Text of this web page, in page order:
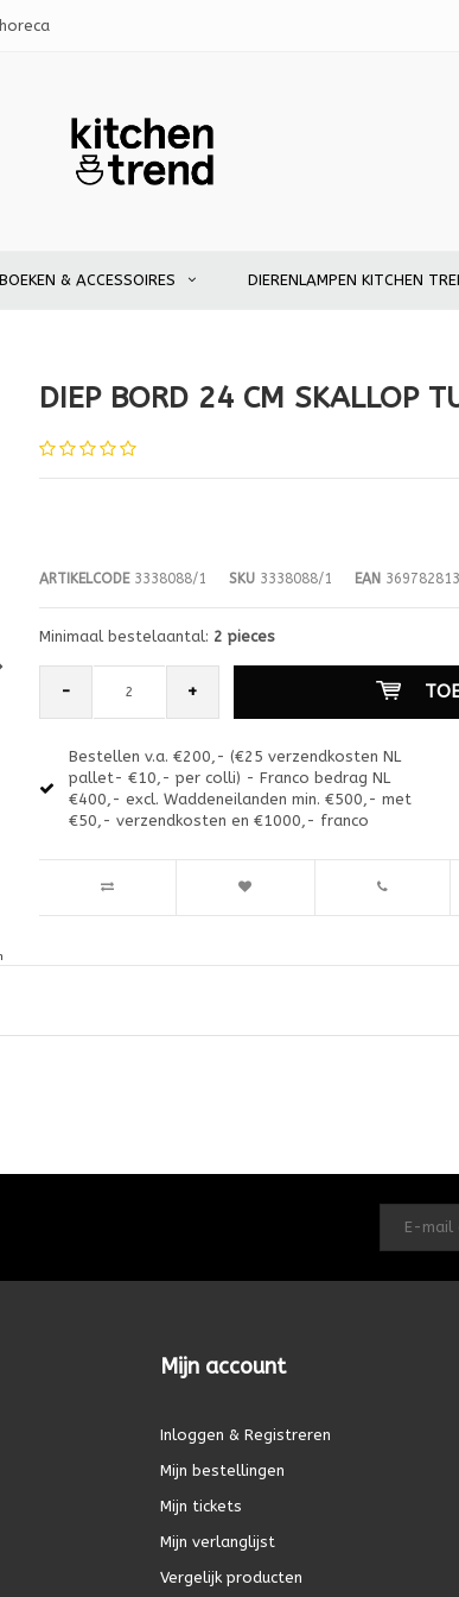
BOEKEN & ACCESSOIRES DIERENLAMPEN KITCHEN
DIEP BORD 24 CM SKALLOP
ARTIKELCODE3338088/1 SKU3338088/1 EAN
Minimaal bestelaantal: 2 pieces
- +
Bestellen v.a. €200,- (€25 verzendkosten NL
pallet- €10,- per colli) - Franco bedrag NL
€400,- excl. Waddeneilanden min. €500,- met
€50,- verzendkosten en €1000,- franco
Mijn account
Inloggen & Registreren
Mijn bestellingen
Mijn tickets
Mijn verlanglijst
Vergelijk producten